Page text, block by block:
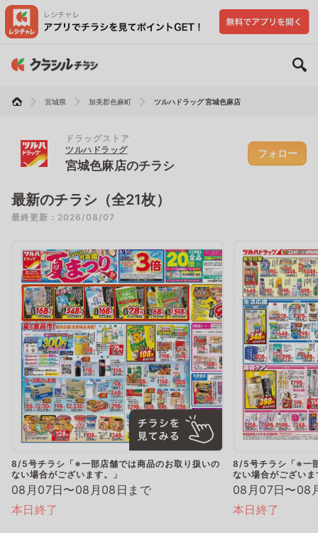
宮城県 加美郡色麻町 ツルハドラッグ 宮城色麻店
ドラッグストア
ツルハドラッグ
宮城色麻店のチラシ
フォロー
最新のチラシ（全21枚）
最終更新：2026/08/07
8/5号チラシ「※一部店舗では商品のお取り扱いの
ない場合がございます。」
08月07日〜08月08日まで
本日終了
8/5号チラシ「※一
ない場合がございま
08月07日〜08
本日終了